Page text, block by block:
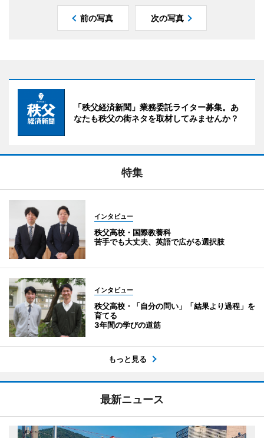
前の写真 次の写真
「秩父経済新聞」業務委託ライター募集。あ
なたも秩父の街ネタを取材してみませんか？
特集
インタビュー
秩父高校・国際教養科
苦手でも大丈夫、英語で広がる選択肢
インタビュー
秩父高校・「自分の問い」「結果より過程」を
育てる
3年間の学びの道筋
もっと見る
最新ニュース